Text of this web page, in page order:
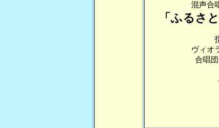
混声合
「ふるさ
ヴィ
合唱